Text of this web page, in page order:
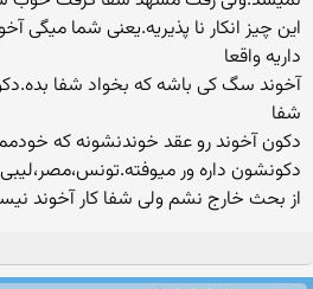
این چیز انکار نا پذیریه.یعنی شما میگی
داریه واقعا
آخوند سگ کی باشه که بخواد شفا
شفا
دکون آخوند رو عقد خوندنشونه که
دکونشون داره ور
از بحث خارج نشم ولی شفا کار آخوند